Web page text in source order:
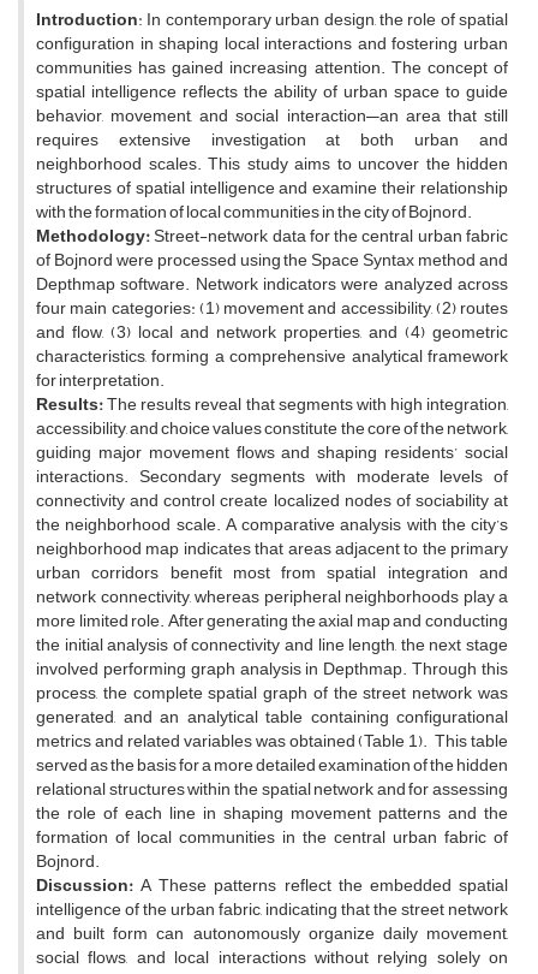
Introduction: In contemporary urban design, the role of spatial
configuration in shaping local interactions and fostering urban
communities has gained increasing attention. The concept of
spatial intelligence reflects the ability of urban space to guide
behavior, movement, and social interaction—an area that still
requires extensive investigation at both urban and
neighborhood scales. This study aims to uncover the hidden
structures of spatial intelligence and examine their relationship
with the formation of local communities in the city of Bojnord.
Methodology:Street-network data for the central urban fabric
of Bojnord were processed using the Space Syntax method and
Depthmap software. Network indicators were analyzed across
four main categories: (1) movement and accessibility, (2) routes
and flow, (3) local and network properties, and (4) geometric
characteristics, forming a comprehensive analytical framework
for interpretation.
Results:The results reveal that segments with high integration,
accessibility, and choice values constitute the core of the network,
guiding major movement flows and shaping residents’ social
interactions. Secondary segments with moderate levels of
connectivity and control create localized nodes of sociability at
the neighborhood scale. A comparative analysis with the city’s
neighborhood map indicates that areas adjacent to the primary
urban corridors benefit most from spatial integration and
network connectivity, whereas peripheral neighborhoods play a
more limited role. After generating the axial map and conducting
the initial analysis of connectivity and line length, the next stage
involved performing graph analysis in Depthmap. Through this
process, the complete spatial graph of the street network was
generated, and an analytical table containing configurational
metrics and related variables was obtained (Table 1). This table
served as the basis for a more detailed examination of the hidden
relational structures within the spatial network and for assessing
the role of each line in shaping movement patterns and the
formation of local communities in the central urban fabric of
Bojnord.
Discussion: A These patterns reflect the embedded spatial
intelligence of the urban fabric, indicating that the street network
and built form can autonomously organize daily movement,
social flows, and local interactions without relying solely on